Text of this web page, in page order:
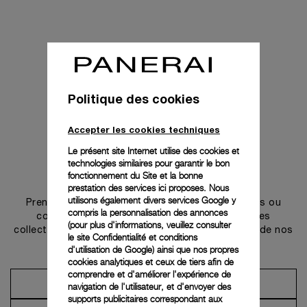
Prendre contact
Prenez rendez-vous dans l’une de nos boutiques ou
contactez notre conciergerie pour découvrir les
collections et bénéficier des conseils ou services de nos
ambassadeurs.
Prendre un rendez-vous
Politique des cookies
Accepter les cookies techniques
Le présent site Internet utilise des cookies et
technologies similaires pour garantir le bon
fonctionnement du Site et la bonne
prestation des services ici proposes. Nous
utilisons également divers services Google y
compris la personnalisation des annonces
(pour plus d'informations, veuillez consulter
le site Confidentialité et conditions
d'utilisation de Google) ainsi que nos propres
cookies analytiques et ceux de tiers afin de
comprendre et d'améliorer l'expérience de
navigation de l'utilisateur, et d'envoyer des
supports publicitaires correspondant aux